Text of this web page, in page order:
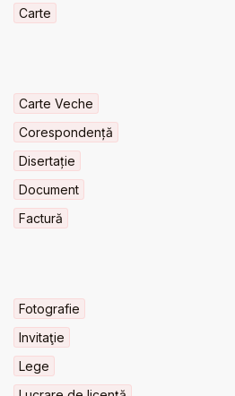
Carte
Carte Veche
Corespondență
Disertație
Document
Factură
Fotografie
Invitaţie
Lege